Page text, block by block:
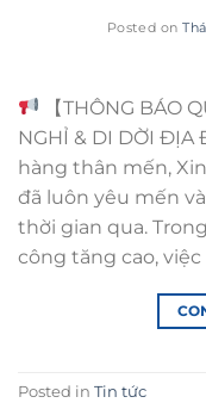
Posted on
【THÔNG BÁO
NGHỈ & DI DỜI
hàng thân mến,
đã luôn yêu mến
thời gian qua.
công tăng cao, việc
Posted in Tin tức